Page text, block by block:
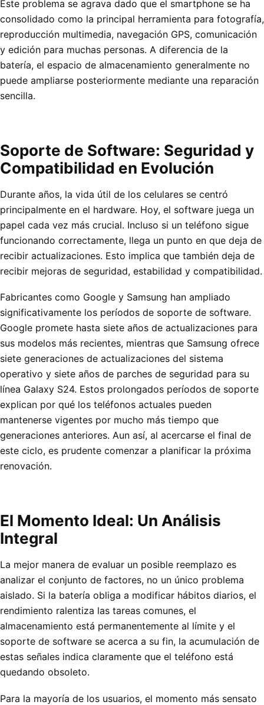
Este problema se agrava dado que el smartphone se ha
consolidado como la principal herramienta para fotografía,
reproducción multimedia, navegación GPS, comunicación
y edición para muchas personas. A diferencia de la
batería, el espacio de almacenamiento generalmente no
puede ampliarse posteriormente mediante una reparación
sencilla.
Soporte de Software: Seguridad y
Compatibilidad en Evolución
Durante años, la vida útil de los celulares se centró
principalmente en el hardware. Hoy, el software juega un
papel cada vez más crucial. Incluso si un teléfono sigue
funcionando correctamente, llega un punto en que deja de
recibir actualizaciones. Esto implica que también deja de
recibir mejoras de seguridad, estabilidad y compatibilidad.
Fabricantes como Google y Samsung han ampliado
significativamente los períodos de soporte de software.
Google promete hasta siete años de actualizaciones para
sus modelos más recientes, mientras que Samsung ofrece
siete generaciones de actualizaciones del sistema
operativo y siete años de parches de seguridad para su
línea Galaxy S24. Estos prolongados períodos de soporte
explican por qué los teléfonos actuales pueden
mantenerse vigentes por mucho más tiempo que
generaciones anteriores. Aun así, al acercarse el final de
este ciclo, es prudente comenzar a planificar la próxima
renovación.
El Momento Ideal: Un Análisis
Integral
La mejor manera de evaluar un posible reemplazo es
analizar el conjunto de factores, no un único problema
aislado. Si la batería obliga a modificar hábitos diarios, el
rendimiento ralentiza las tareas comunes, el
almacenamiento está permanentemente al límite y el
soporte de software se acerca a su fin, la acumulación de
estas señales indica claramente que el teléfono está
quedando obsoleto.
Para la mayoría de los usuarios, el momento más sensato